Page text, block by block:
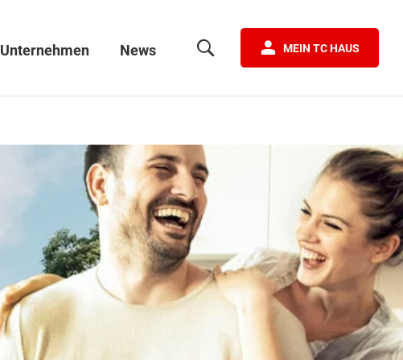
Unternehmen News MEIN TC HAUS